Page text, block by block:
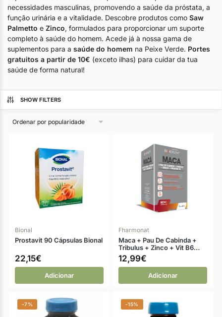
necessidades masculinas, promovendo a saúde da próstata, a
função urinária e a vitalidade. Descobre produtos como Saw
Palmetto e Zinco, formulados para proporcionar um suporte
completo à saúde do homem. Acede já à nossa gama de
suplementos para a saúde do homem na Peixe Verde. Portes
gratuitos a partir de 10€ (exceto ilhas) para cuidar da tua
saúde de forma natural!
SHOW FILTERS
Bional
Prostavit 90 Cápsulas Bional
22,15€
Adicionar
Fharmonat
Maca + Pau De Cabinda +
Tribulus + Zinco + Vit B6…
12,99€
Adicionar
-7% -15%